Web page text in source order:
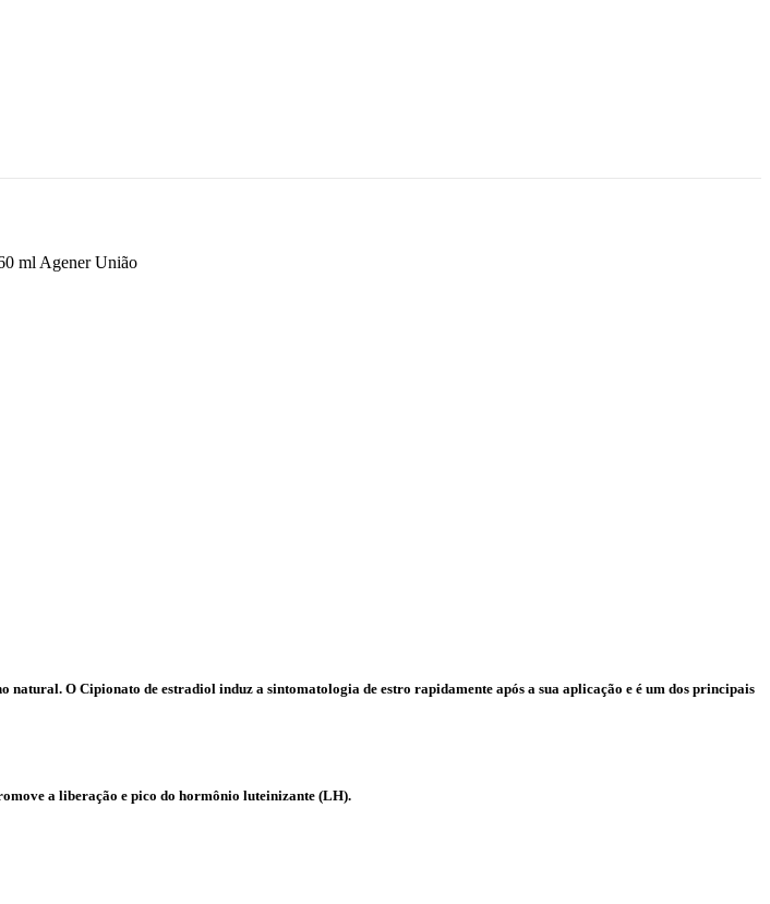
ml Agener União
O Cipionato de estradiol induz a sintomatologia de estro rapidamente após a sua aplicação e é um dos principais
a liberação e pico do hormônio luteinizante (LH).